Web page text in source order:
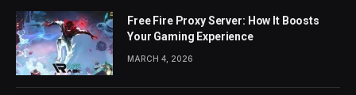
Free Fire Proxy Server: How It Boosts
Your Gaming Experience
MARCH 4, 2026